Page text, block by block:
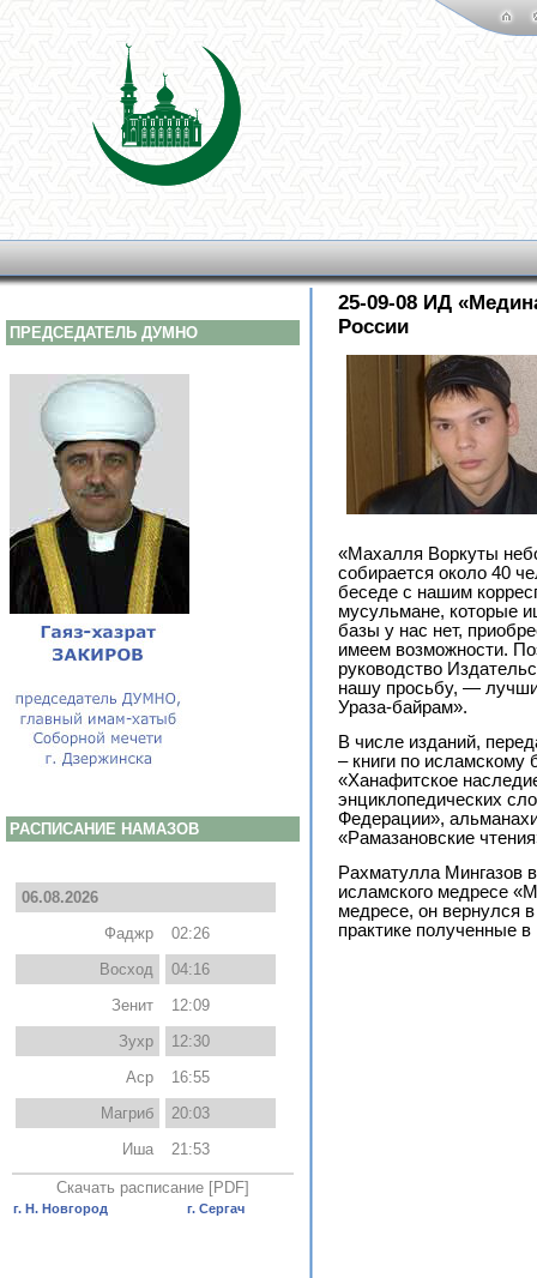
ПРЕДСЕДАТЕЛЬ ДУМНО
РАСПИСАНИЕ НАМАЗОВ
06.08.2026
Фаджр
02:26
Восход
04:16
Зенит
12:09
Зухр
12:30
Аср
16:55
Магриб
20:03
Иша
21:53
Скачать расписание [PDF]
г. Н. Новгород г. Сергач
25-09-08 ИД
России
«Махалля Воркуты
собирается около 40
беседе с нашим
мусульмане, которые
базы у нас нет,
имеем возможности.
руководство
нашу просьбу, —
Ураза-байрам».
В числе изданий,
– книги по исламскому
«Ханафитское
энциклопедических
Федерации»,
«Рамазановские
Рахматулла Мингазов
исламского медресе
медресе, он вернулся
практике полученные